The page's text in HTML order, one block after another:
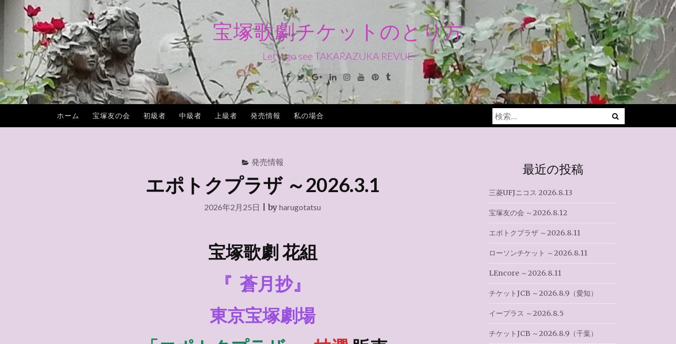
へ
ス
キ
宝塚歌劇チケットのとり方
Let's go see TAKARAZUKA REVUE
Facebook
TwitterGoogle+LinkedinInstagramYoutubePinterest
Tumblr
ホーム 宝塚友の会 初級者 中級者 上級者 発売情報 私の場合
検
索:
発売情報
エポトクプラザ ～2026.3.1
2026年2月25日 |by harugotatsu
宝塚歌劇 花組
『 蒼月抄』
東京宝塚劇場
最近の投稿
三菱UFJニコス 2026.8.13
宝塚友の会 ～2026.8.12
エポトクプラザ ～2026.8.11
ローソンチケット ～2026.8.11
LEncore ～2026.8.11
チケットJCB ～2026.8.9（愛知）
イープラス ～2026.8.5
チケットJCB ～2026.8.9（千葉）